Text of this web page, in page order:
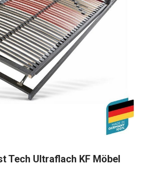
Tech Ultraflach KF Möbel